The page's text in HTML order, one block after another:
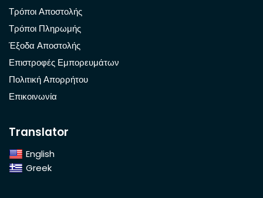
Τρόποι Αποστολής
Τρόποι Πληρωμής
Έξοδα Αποστολής
Επιστροφές Εμπορευμάτων
Πολιτική Απορρήτου
Επικοινωνία
Translator
English
Greek